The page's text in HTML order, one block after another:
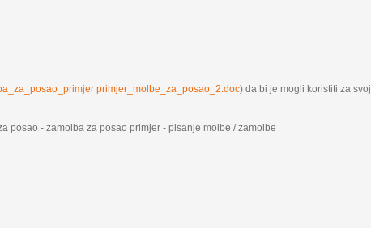
primjer_molbe_za_posao_2.doc) da bi je mogli koristiti za svoj
posao - zamolba za posao primjer - pisanje molbe / zamolbe